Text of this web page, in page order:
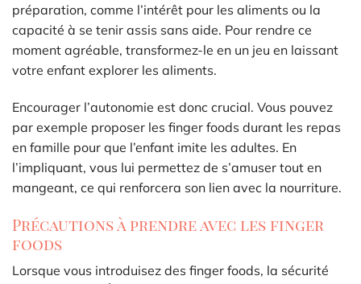
préparation, comme l’intérêt pour les aliments ou la
capacité à se tenir assis sans aide. Pour rendre ce
moment agréable, transformez-le en un jeu en laissant
votre enfant explorer les aliments.
Encourager l’autonomie est donc crucial. Vous pouvez
par exemple proposer les finger foods durant les repas
en famille pour que l’enfant imite les adultes. En
l’impliquant, vous lui permettez de s’amuser tout en
mangeant, ce qui renforcera son lien avec la nourriture.
Précautions à prendre avec les finger
foods
Lorsque vous introduisez des finger foods, la sécurité